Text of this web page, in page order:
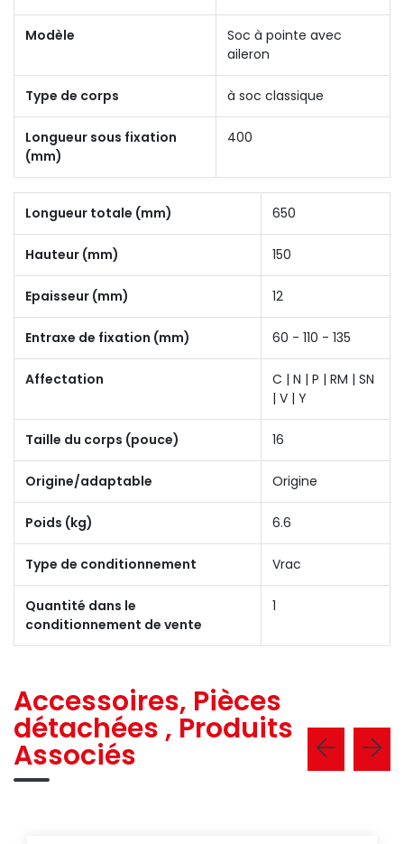
Modèle
Soc à pointe avec
aileron
Type de corps à soc classique
Longueur sous fixation
(mm)
400
Longueur totale (mm) 650
Hauteur (mm) 150
Epaisseur (mm) 12
Entraxe de fixation (mm) 60 - 110 - 135
Affectation
C | N | P | RM | SN
| V | Y
Taille du corps (pouce) 16
Origine/adaptable Origine
Poids (kg) 6.6
Type de conditionnement Vrac
Quantité dans le
conditionnement de vente
1
Accessoires, Pièces
détachées , Produits
Associés